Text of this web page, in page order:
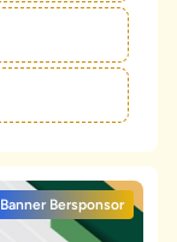
Banner Bersponsor